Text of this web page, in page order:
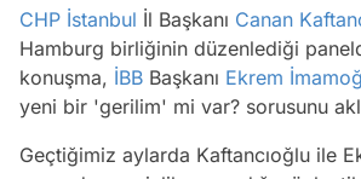
CHP İstanbul İl Başkanı Canan
Hamburg birliğinin düzenlediği
konuşma, İBB Başkanı Ekrem
yeni bir 'gerilim' mi var? sorusunu
Geçtiğimiz aylarda Kaftancıoğlu ile